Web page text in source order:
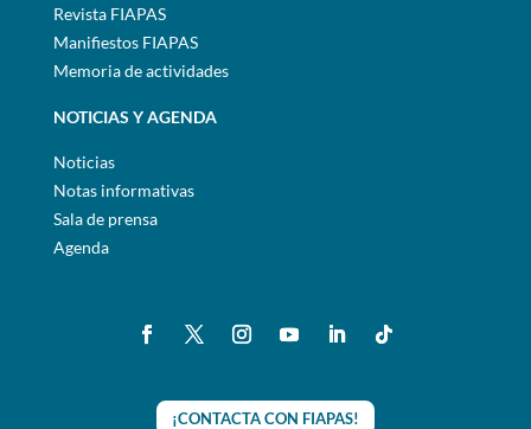
Revista FIAPAS
Manifiestos FIAPAS
Memoria de actividades
NOTICIAS Y AGENDA
Noticias
Notas informativas
Sala de prensa
Agenda
¡CONTACTA CON FIAPAS!